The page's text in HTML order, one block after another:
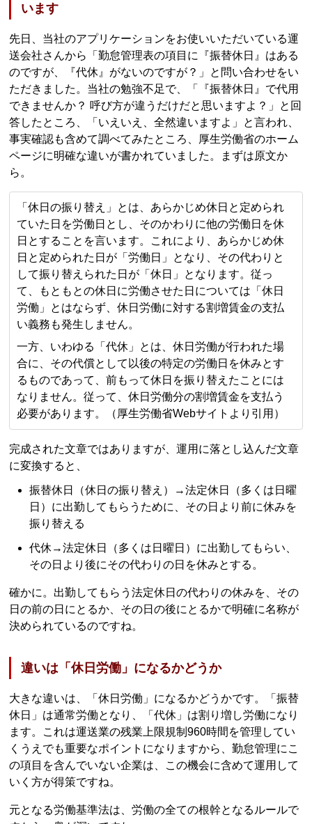
います
先日、当社のアプリケーションをお使いいただいている運
送会社さんから「勤怠管理表の項目に『振替休日』はある
のですが、『代休』がないのですが？」と問い合わせをい
ただきました。当社の勉強不足で、「『振替休日』で代用
できませんか？ 呼び方が違うだけだと思いますよ？」と回
答したところ、「いえいえ、全然違いますよ」と言われ、
事実確認も含めて調べてみたところ、厚生労働省のホーム
ページに明確な違いが書かれていました。まずは原文か
ら。
「休日の振り替え」とは、あらかじめ休日と定められ
ていた日を労働日とし、そのかわりに他の労働日を休
日とすることを言います。これにより、あらかじめ休
日と定められた日が「労働日」となり、その代わりと
して振り替えられた日が「休日」となります。従っ
て、もともとの休日に労働させた日については「休日
労働」とはならず、休日労働に対する割増賃金の支払
い義務も発生しません。
一方、いわゆる「代休」とは、休日労働が行われた場
合に、その代償として以後の特定の労働日を休みとす
るものであって、前もって休日を振り替えたことには
なりません。従って、休日労働分の割増賃金を支払う
必要があります。（厚生労働省Webサイトより引用）
完成された文章ではありますが、運用に落とし込んだ文章
に変換すると、
振替休日（休日の振り替え）→法定休日（多くは日曜
日）に出勤してもらうために、その日より前に休みを
振り替える
代休→法定休日（多くは日曜日）に出勤してもらい、
その日より後にその代わりの日を休みとする。
確かに。出勤してもらう法定休日の代わりの休みを、その
日の前の日にとるか、その日の後にとるかで明確に名称が
決められているのですね。
違いは「休日労働」になるかどうか
大きな違いは、「休日労働」になるかどうかです。「振替
休日」は通常労働となり、「代休」は割り増し労働になり
ます。これは運送業の残業上限規制960時間を管理してい
くうえでも重要なポイントになりますから、勤怠管理にこ
の項目を含んでいない企業は、この機会に含めて運用して
いく方が得策ですね。
元となる労働基準法は、労働の全ての根幹となるルールで